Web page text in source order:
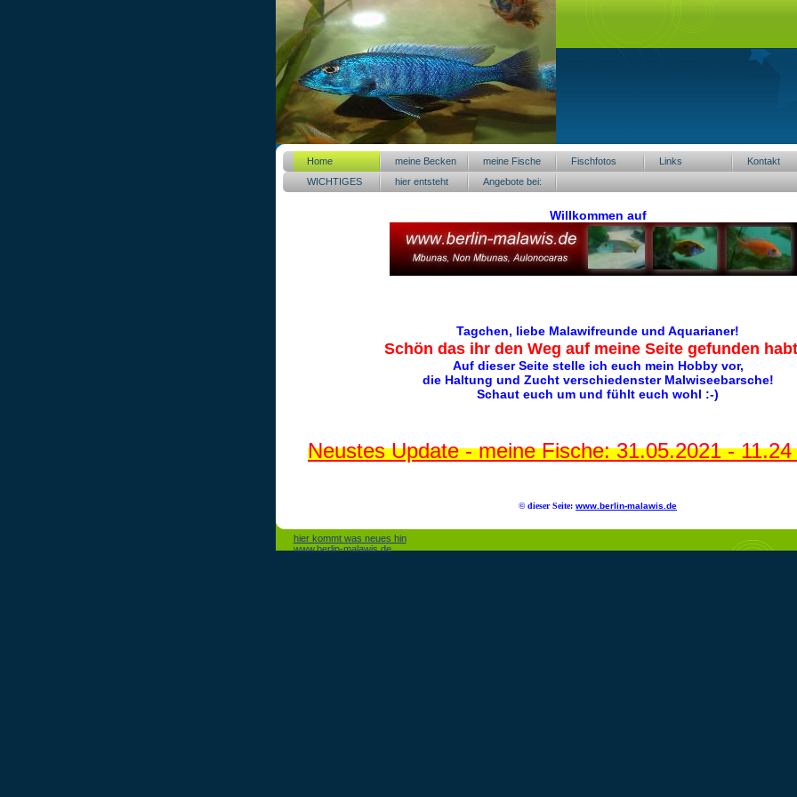
Home meine Becken meine Fische Fischfotos Links Kontakt
WICHTIGES
hier entsteht
Angebote bei:
Willkommen auf
Tagchen, liebe Malawifreunde und Aquarianer!
Schön das ihr den Weg auf meine Seite gefunden
Auf dieser Seite stelle ich euch mein Hobby vor,
die Haltung und Zucht verschiedenster Malwiseebarsche!
Schaut euch um und fühlt euch wohl :-)
NeustesUpdate - meine Fische: 31.05.2021 -
© dieser Seite: www.berlin-malawis.de
hier kommt was neues hin
www.berlin-malawis.de